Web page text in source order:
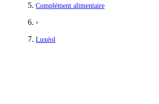
Complément alimentaire
›
Luxéol